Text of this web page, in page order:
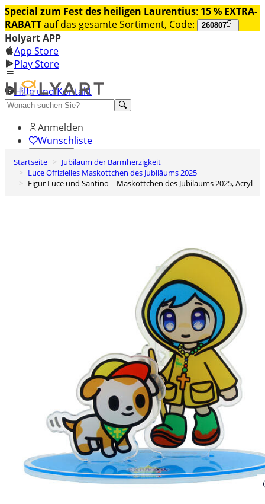
Special zum Fest des heiligen Laurentius: 15 % EXTRA-
RABATTauf das gesamte Sortiment, Code: 260807
Holyart APP
App Store
Play Store
Hilfe und Kontakt
Entdecken Sie Premium
Anmelden
Wunschliste
0
Warenkorb
Startseite
Jubiläum der Barmherzigkeit
Luce Offizielles Maskottchen des Jubiläums 2025
Figur Luce und Santino – Maskottchen des Jubiläums 2025, Acryl